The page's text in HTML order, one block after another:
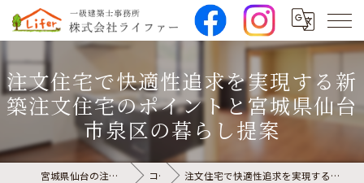
注文住宅で快適性追求を実現する新
築注文住宅のポイントと宮城県仙台
市泉区の暮らし提案
宮城県仙台の注文住宅なら株式会社ライファー コラム 注文住宅で快適性追求を実現する新築注文住宅のポイントと宮城県仙台市泉区の暮らし提案